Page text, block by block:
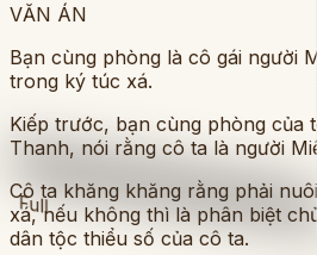
Full
VĂN ÁN
Bạn cùng phòng là cô gái người
trong ký túc xá.
Kiếp trước, bạn cùng phòng của
Thanh, nói rằng cô ta là người
Cô ta khăng khăng rằng phải
xá, nếu không thì là phân biệt
dân tộc thiểu số của cô ta.